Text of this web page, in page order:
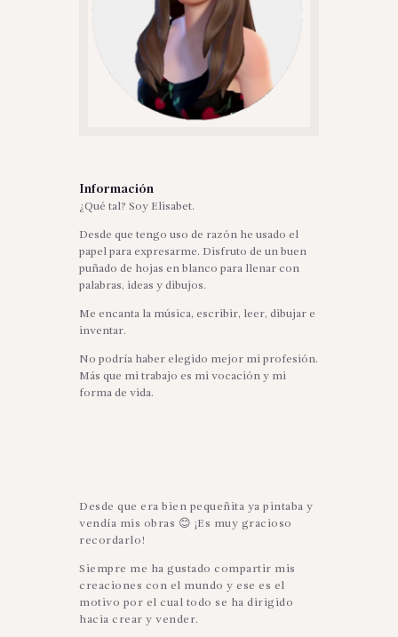
Información
¿Qué tal? Soy Elisabet.
Desde que tengo uso de razón he usado el
papel para expresarme. Disfruto de un buen
puñado de hojas en blanco para llenar con
palabras, ideas y dibujos.
Me encanta la música, escribir, leer, dibujar e
inventar.
No podría haber elegido mejor mi profesión.
Más que mi trabajo es mi vocación y mi
forma de vida.
Desde que era bien pequeñita ya pintaba y
vendía mis obras 😊 ¡Es muy gracioso
recordarlo!
Siempre me ha gustado compartir mis
creaciones con el mundo y ese es el
motivo por el cual todo se ha dirigido
hacia crear y vender.